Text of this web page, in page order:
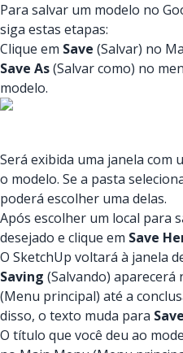
Para salvar um modelo no
siga estas etapas:
Clique em Save (Salvar) no
Save As(Salvar como) no
modelo.
Será exibida uma janela com
o modelo. Se a pasta
poderá escolher uma delas.
Após escolher um local para
desejado e clique em Save
O SketchUp voltará à janela
Saving (Salvando)
(Menu principal) até a
disso, o texto muda para
O título que você deu ao